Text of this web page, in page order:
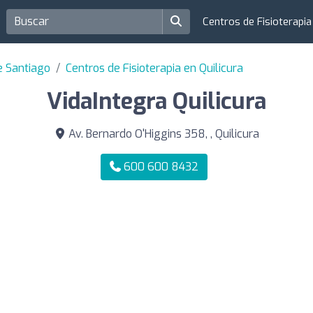
Centros de
Santiago Centros de Fisioterapia en Quilicura
VidaIntegra Quilicura
Av. Bernardo O'Higgins 358, , Quilicura
600 600 8432